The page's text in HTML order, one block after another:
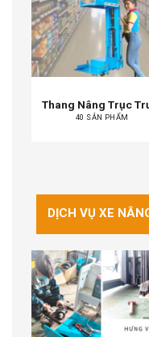
Thang Nâng Trục
40 SẢN PHẨM
DỊCH VỤ XE